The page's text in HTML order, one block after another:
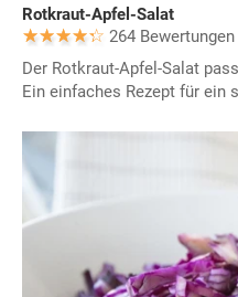
Rotkraut-Apfel-Salat
264 Bewertungen
Der Rotkraut-Apfel-Salat
Ein einfaches Rezept für ein